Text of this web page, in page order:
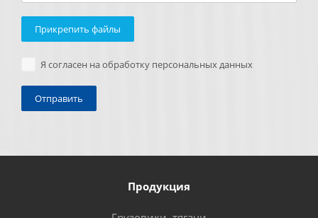
Прикрепить файлы
Я согласен на обработку персональных данных
Продукция